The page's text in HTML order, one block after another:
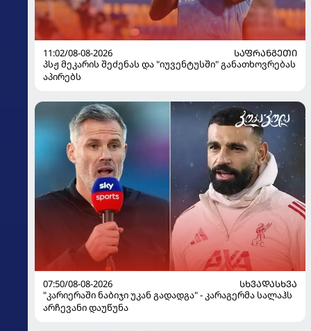
11:02/08-08-2026
ᲡᲐᲤᲠᲐᲜᲒᲔᲗᲘ
პსჟ მეკარის შეძენას და "იუვენტუსში" განათხოვრებას
აპირებს
07:50/08-08-2026
ᲡᲮᲕᲐᲓᲐᲡᲮᲕᲐ
"კარიერაში ნაბიჯი უკან გადადგა" - კარაგერმა სალაჰს
არჩევანი დაუწუნა